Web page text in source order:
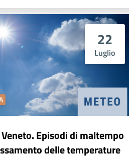
22
Luglio
Episodi di maltempo
delle temperature